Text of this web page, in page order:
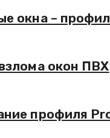
окна –
окон ПВХ
профиля